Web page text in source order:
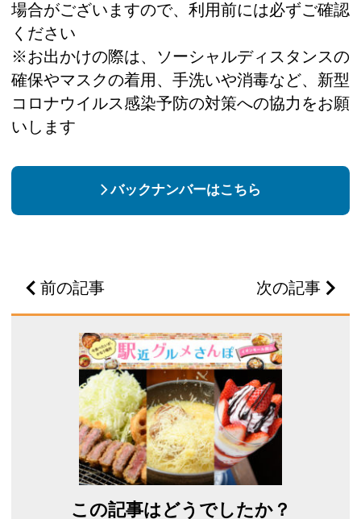
場合がございますので、利用前には必ずご確認
ください
※お出かけの際は、ソーシャルディスタンスの
確保やマスクの着用、手洗いや消毒など、新型
コロナウイルス感染予防の対策への協力をお願
いします
バックナンバーはこちら
前の記事 次の記事
この記事はどうでしたか？